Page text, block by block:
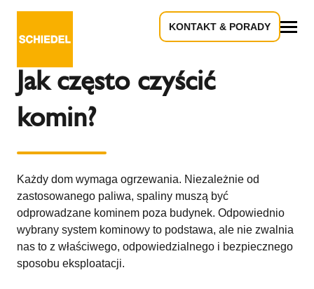
KONTAKT & PORADY
Jak często czyścić
komin?
Każdy dom wymaga ogrzewania. Niezależnie od
zastosowanego paliwa, spaliny muszą być
odprowadzane kominem poza budynek. Odpowiednio
wybrany system kominowy to podstawa, ale nie zwalnia
nas to z właściwego, odpowiedzialnego i bezpiecznego
sposobu eksploatacji.